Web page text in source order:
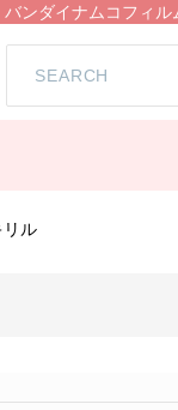
バンダイナムコフィ
リル